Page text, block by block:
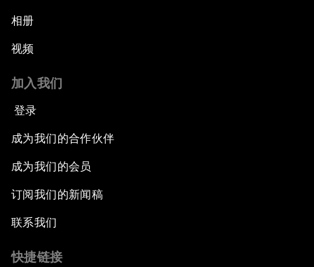
相册
视频
加入我们
登录
成为我们的合作伙伴
成为我们的会员
订阅我们的新闻稿
联系我们
快捷链接